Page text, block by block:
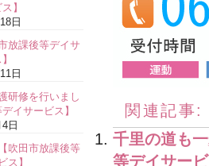
関連記事:
千里の道も
等デイサー
】
日
放課後等デイサ
日
研修を行いまし
イサービス】
日
吹田市放課後等
ス】